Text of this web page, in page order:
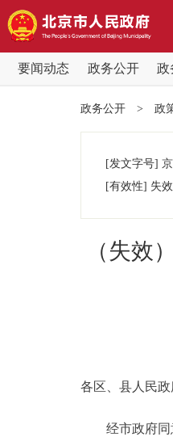
要闻动态 政务公开 政
党
政务公开
政务公开 > 政
[发文字号]
[有效性] 失效
（失效
各区、县人民
经市政府同意